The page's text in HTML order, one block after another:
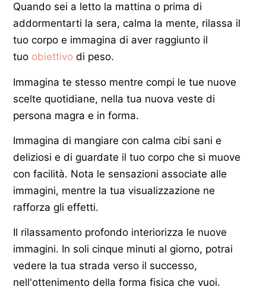
Quando sei a letto la mattina o prima di
addormentarti la sera, calma la mente, rilassa il
tuo corpo e immagina di aver raggiunto il
tuo obiettivo di peso.
Immagina te stesso mentre compi le tue nuove
scelte quotidiane, nella tua nuova veste di
persona magra e in forma.
Immagina di mangiare con calma cibi sani e
deliziosi e di guardate il tuo corpo che si muove
con facilità. Nota le sensazioni associate alle
immagini, mentre la tua visualizzazione ne
rafforza gli effetti.
Il rilassamento profondo interiorizza le nuove
immagini. In soli cinque minuti al giorno, potrai
vedere la tua strada verso il successo,
nell'ottenimento della forma fisica che vuoi.